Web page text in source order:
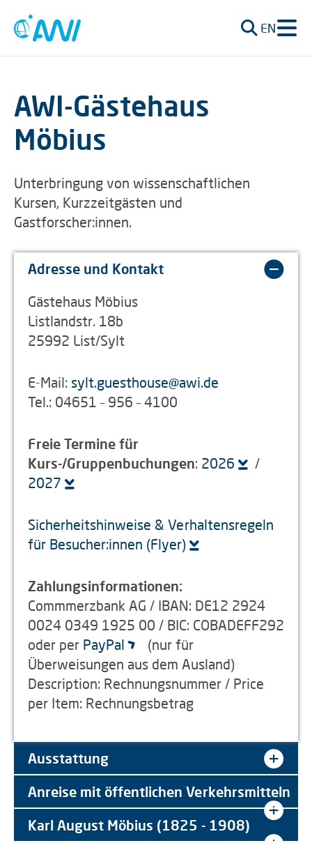
EN
AWI-Gästehaus
Möbius
Unterbringung von wissenschaftlichen
Kursen, Kurzzeitgästen und
Gastforscher:innen.
Adresse und Kontakt
Gästehaus Möbius
Listlandstr. 18b
25992 List/Sylt
E-Mail: sylt.guesthouse@awi.de
Tel.: 04651 – 956 – 4100
Freie Termine für
Kurs-/Gruppenbuchungen: 2026
/
2027
Sicherheitshinweise & Verhaltensregeln
für Besucher:innen (Flyer)
Zahlungsinformationen:
Commmerzbank AG / IBAN: DE12 2924
0024 0349 1925 00 / BIC: COBADEFF292
oder per PayPal
(nur für
Überweisungen aus dem Ausland)
Description: Rechnungsnummer / Price
per Item: Rechnungsbetrag
Ausstattung
Anreise mit öffentlichen Verkehrsmitteln
Karl August Möbius (1825 - 1908)